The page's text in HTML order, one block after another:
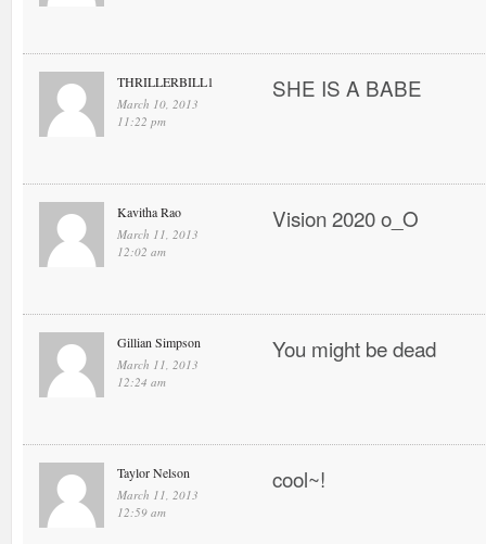
THRILLERBILL1
March 10, 2013
11:22 pm
SHE IS A BABE
Kavitha Rao
March 11, 2013
12:02 am
Vision 2020 o_O
Gillian Simpson
March 11, 2013
12:24 am
You might be dead
Taylor Nelson
March 11, 2013
12:59 am
cool~!